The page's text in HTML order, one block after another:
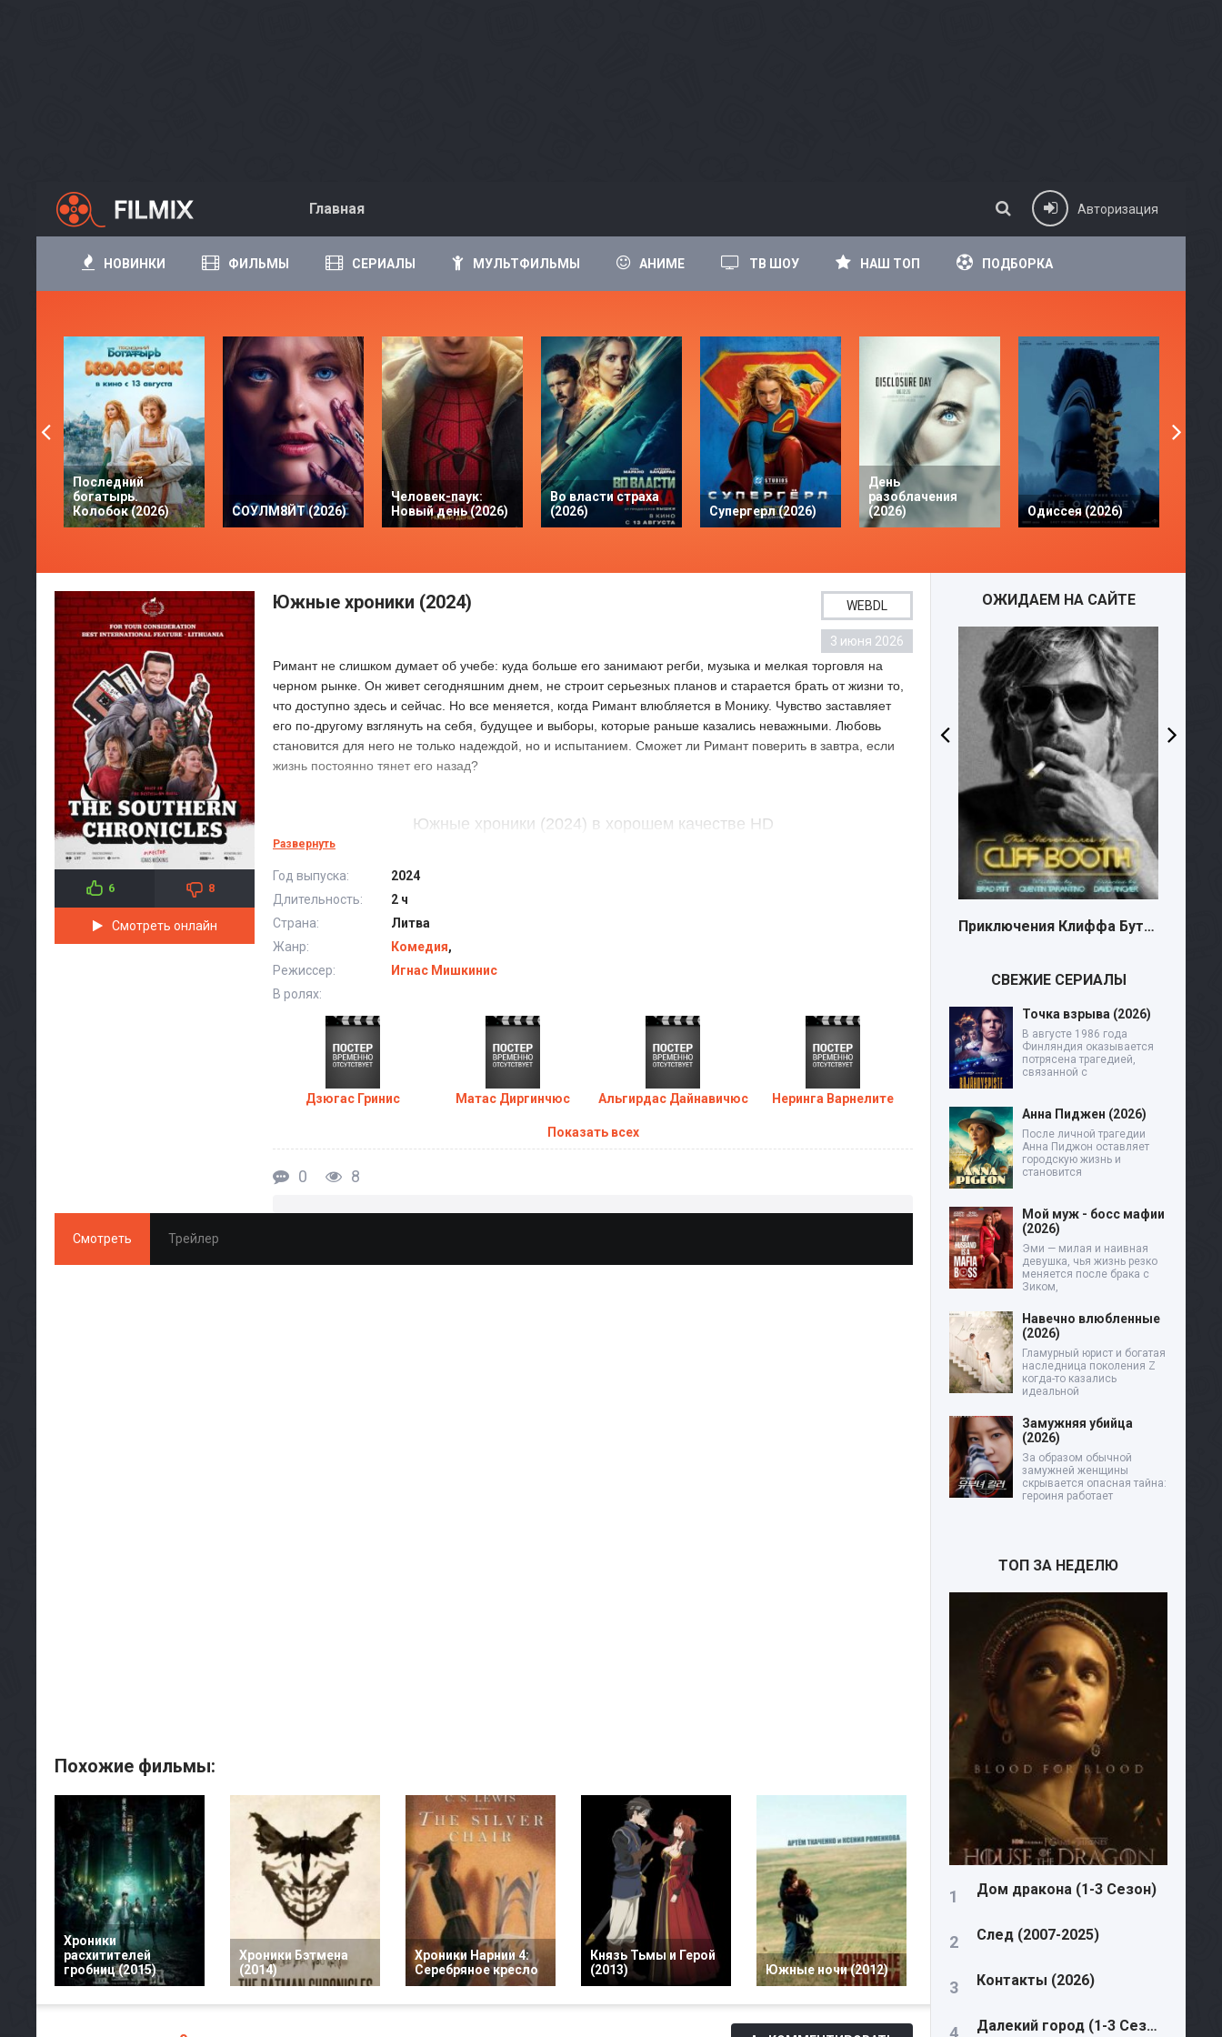
Главная Авторизация
НОВИНКИ ФИЛЬМЫ СЕРИАЛЫ МУЛЬТФИЛЬМЫ АНИМЕ ТВ ШОУ НАШ ТОП ПОДБОРКА
Последний
богатырь.
Колобок (2026)
СОУЛМ8ЙТ (2026)
Человек-паук:
Новый день (2026)
Во власти страха
(2026)
Супергерл (2026)
День
разоблачения
(2026)
Одиссея (2026)
6 8
Смотреть онлайн
Южные хроники (2024) WEBDL
3 июня 2026
Римант не слишком думает об учебе: куда больше его занимают регби, музыка и мелкая торговля на
черном рынке. Он живет сегодняшним днем, не строит серьезных планов и старается брать от жизни то,
что доступно здесь и сейчас. Но все меняется, когда Римант влюбляется в Монику. Чувство заставляет
его по-другому взглянуть на себя, будущее и выборы, которые раньше казались неважными. Любовь
становится для него не только надеждой, но и испытанием. Сможет ли Римант поверить в завтра, если
жизнь постоянно тянет его назад?
Южные хроники (2024) в хорошем качестве HD
Развернуть
Год выпуска:
2024
Длительность:
2 ч
Страна:
Литва
Жанр:
Комедия,
Режиссер:
Игнас Мишкинис
В ролях:
Дзюгас Гринис Матас Диргинчюс Альгирдас Дайнавичюс Неринга Варнелите
Показать всех
0 8
Смотреть Трейлер
Похожие фильмы:
Хроники
расхитителей
гробниц (2015)
Хроники Бэтмена
(2014)
Хроники Нарнии 4:
Серебряное кресло
Князь Тьмы и Герой
(2013)
Южные ночи (2012)
ОЖИДАЕМ НА САЙТЕ
WEBDL
Новости (2026)
СВЕЖИЕ СЕРИАЛЫ
Точка взрыва (2026)
В августе 1986 года
Финляндия оказывается
потрясена трагедией,
связанной с
Анна Пиджен (2026)
После личной трагедии
Анна Пиджон оставляет
городскую жизнь и
становится
Мой муж - босс мафии
(2026)
Эми — милая и наивная
девушка, чья жизнь резко
меняется после брака с
Зиком,
Навечно влюбленные
(2026)
Гламурный юрист и богатая
наследница поколения Z
когда-то казались
идеальной
Замужняя убийца
(2026)
За образом обычной
замужней женщины
скрывается опасная тайна:
героиня работает
ТОП ЗА НЕДЕЛЮ
Дом дракона (1-3 Сезон)
След (2007-2025)
Контакты (2026)
Далекий город (1-3 Сезон)